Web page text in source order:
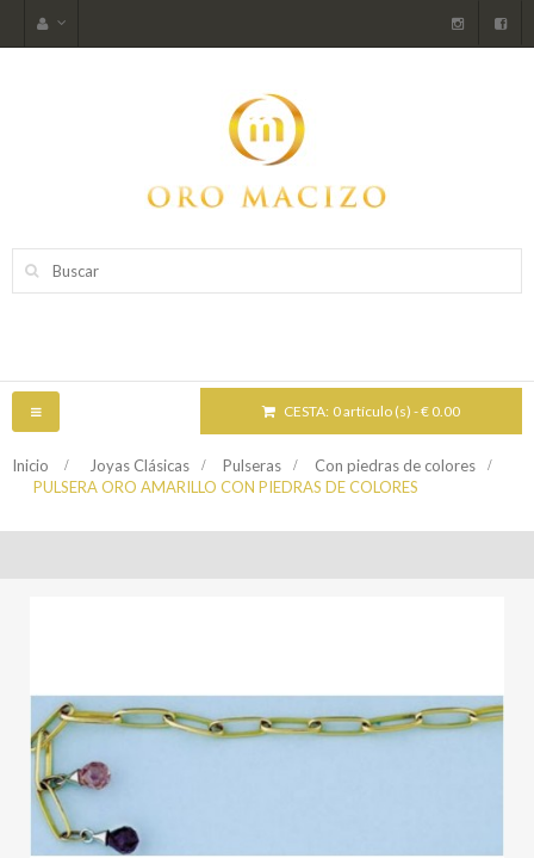
CESTA: 0 artículo (s) - € 0.00
NAVEGACIÓN
TOGGLE
Inicio > Joyas Clásicas > Pulseras >
Con piedras de colores
PULSERA ORO AMARILLO CON PIEDRAS DE COLORES